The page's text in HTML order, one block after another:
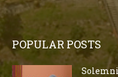
POPULAR POSTS